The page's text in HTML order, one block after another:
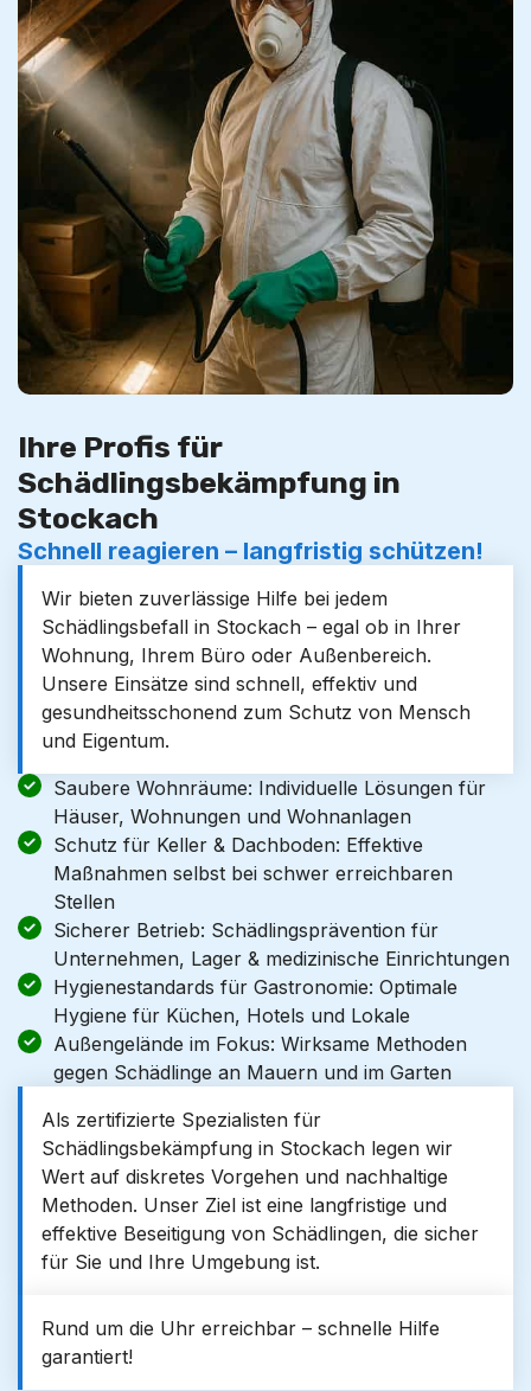
Ihre Profis für
Schädlingsbekämpfung in
Stockach
Schnell reagieren – langfristig schützen!
Wir bieten zuverlässige Hilfe bei jedem
Schädlingsbefall in Stockach – egal ob in Ihrer
Wohnung, Ihrem Büro oder Außenbereich.
Unsere Einsätze sind schnell, effektiv und
gesundheitsschonend zum Schutz von Mensch
und Eigentum.
Saubere Wohnräume: Individuelle Lösungen für
Häuser, Wohnungen und Wohnanlagen
Schutz für Keller & Dachboden: Effektive
Maßnahmen selbst bei schwer erreichbaren
Stellen
Sicherer Betrieb: Schädlingsprävention für
Unternehmen, Lager & medizinische Einrichtungen
Hygienestandards für Gastronomie: Optimale
Hygiene für Küchen, Hotels und Lokale
Außengelände im Fokus: Wirksame Methoden
gegen Schädlinge an Mauern und im Garten
Als zertifizierte Spezialisten für
Schädlingsbekämpfung in Stockach legen wir
Wert auf diskretes Vorgehen und nachhaltige
Methoden. Unser Ziel ist eine langfristige und
effektive Beseitigung von Schädlingen, die sicher
für Sie und Ihre Umgebung ist.
Rund um die Uhr erreichbar – schnelle Hilfe
garantiert!